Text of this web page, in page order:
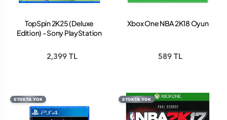
TopSpin 2K25 (Deluxe
Edition) - Sony PlayStation
2,399 TL
Xbox One NBA 2K18 Oyun
589 TL
STOKTA YOK STOKTA YOK